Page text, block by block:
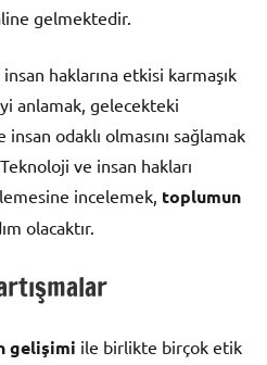
gelmektedir.
haklarına etkisi karmaşık
anlamak, gelecekteki
odaklı olmasını sağlamak
ve insan hakları
incelemek, toplumun
olacaktır.
gelişimi ile birlikte birçok etik